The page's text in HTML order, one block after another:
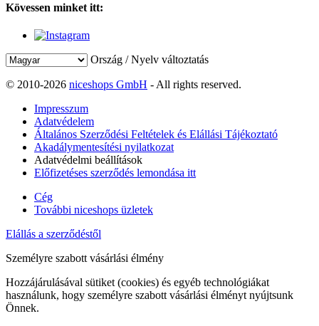
Kövessen minket itt:
Ország / Nyelv változtatás
© 2010-2026 niceshops GmbH - All rights reserved.
Impresszum
Adatvédelem
Általános Szerződési Feltételek és Elállási Tájékoztató
Akadálymentesítési nyilatkozat
Adatvédelmi beállítások
Előfizetéses szerződés lemondása itt
Cég
További niceshops üzletek
Elállás a szerződéstől
Személyre szabott vásárlási élmény
Hozzájárulásával sütiket (cookies) és egyéb technológiákat
használunk, hogy személyre szabott vásárlási élményt nyújtsunk
Önnek.